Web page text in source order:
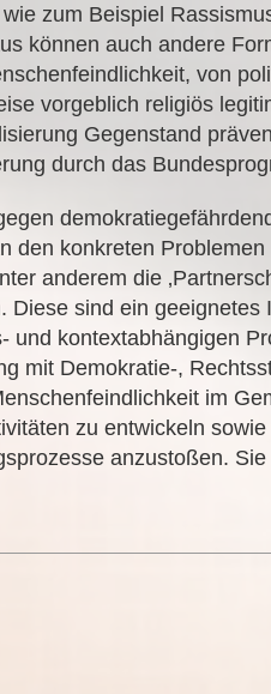
zum Beispiel
können auch andere
von
vorgeblich religiös
Gegenstand
durch das
den konkreten
anderem die
Diese sind ein geeignetes
und kontextabhängigen
mit Demokratie-,
im
zu entwickeln
anzustoßen.